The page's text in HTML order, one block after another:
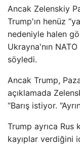
Ancak Zelenskiy
Trump'ın henüz
nedeniyle halen
Ukrayna'nın
söyledi.
Ancak Trump,
açıklamada
“Barış istiyor.
Trump ayrıca Rus
kayıplar verdiğini